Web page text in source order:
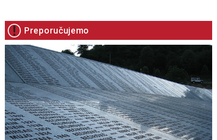
Preporučujemo